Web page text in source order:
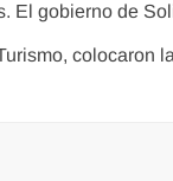
El gobierno de
colocaron